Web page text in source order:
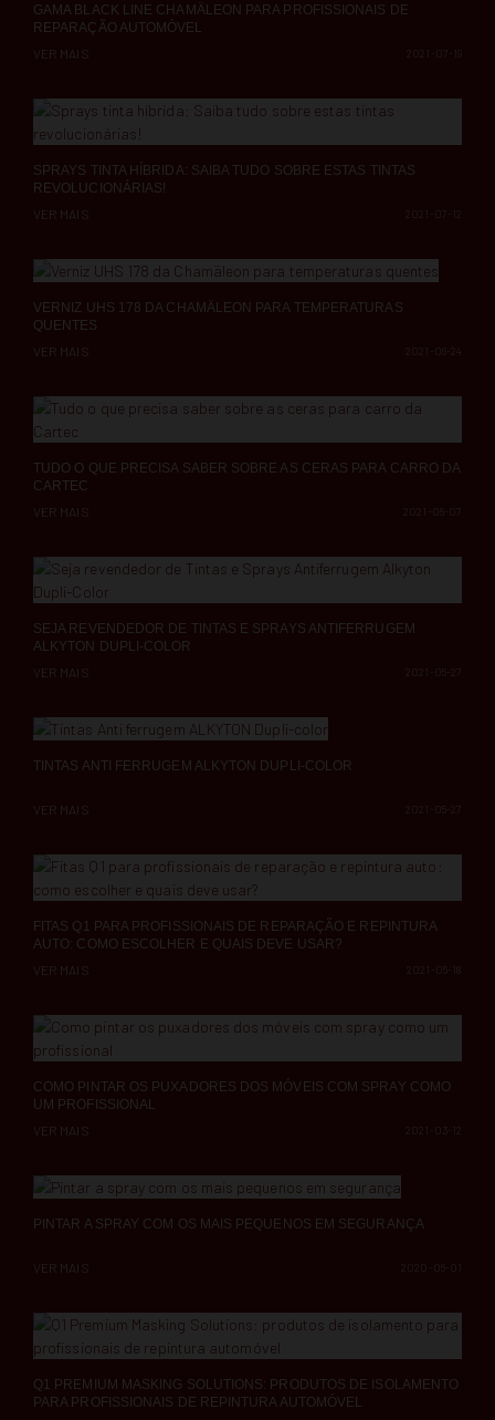
GAMA BLACK LINE CHAMÄLEON PARA PROFISSIONAIS DE
REPARAÇÃO AUTOMÓVEL
2021-07-19
VER MAIS
SPRAYS TINTA HÍBRIDA: SAIBA TUDO SOBRE ESTAS TINTAS
REVOLUCIONÁRIAS!
2021-07-12
VER MAIS
VERNIZ UHS 178 DA CHAMÄLEON PARA TEMPERATURAS
QUENTES
2021-06-24
VER MAIS
TUDO O QUE PRECISA SABER SOBRE AS CERAS PARA CARRO DA
CARTEC
2021-06-07
VER MAIS
SEJA REVENDEDOR DE TINTAS E SPRAYS ANTIFERRUGEM
ALKYTON DUPLI-COLOR
2021-05-27
VER MAIS
TINTAS ANTI FERRUGEM ALKYTON DUPLI-COLOR
2021-05-27
VER MAIS
FITAS Q1 PARA PROFISSIONAIS DE REPARAÇÃO E REPINTURA
AUTO: COMO ESCOLHER E QUAIS DEVE USAR?
2021-05-18
VER MAIS
COMO PINTAR OS PUXADORES DOS MÓVEIS COM SPRAY COMO
UM PROFISSIONAL
VER MAIS
PINTAR A SPRAY COM OS MAIS PEQUENOS EM SEGURANÇA
VER MAIS
Q1 PREMIUM MASKING SOLUTIONS: PRODUTOS DE ISOLAMENTO
PARA PROFISSIONAIS DE REPINTURA AUTOMÓVEL